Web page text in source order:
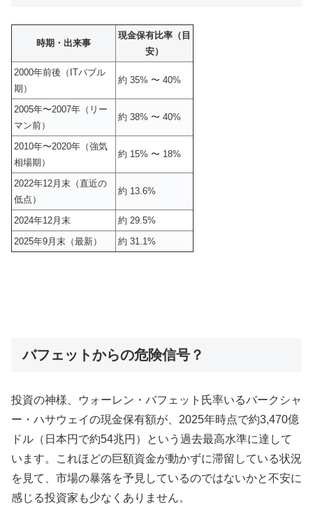
時期・出来事
現金保有比率（目
安）
2000年前後（ITバブル
期）
約 35% 〜 40%
2005年〜2007年（リー
マン前）
約 38% 〜 40%
2010年〜2020年（強気
相場期）
約 15% 〜 18%
2022年12月末（直近の
低点）
約 13.6%
2024年12月末
約 29.5%
2025年9月末（最新）
約 31.1%
バフェットからの危険信号？
投資の神様、ウォーレン・バフェット氏率いるバークシャ
ー・ハサウェイの現金保有額が、2025年時点で約3,470億
ドル（日本円で約54兆円）という過去最高水準に達して
います。これほどの巨額資金が動かずに滞留している状況
を見て、市場の暴落を予見しているのではないかと不安に
感じる投資家も少なくありません。